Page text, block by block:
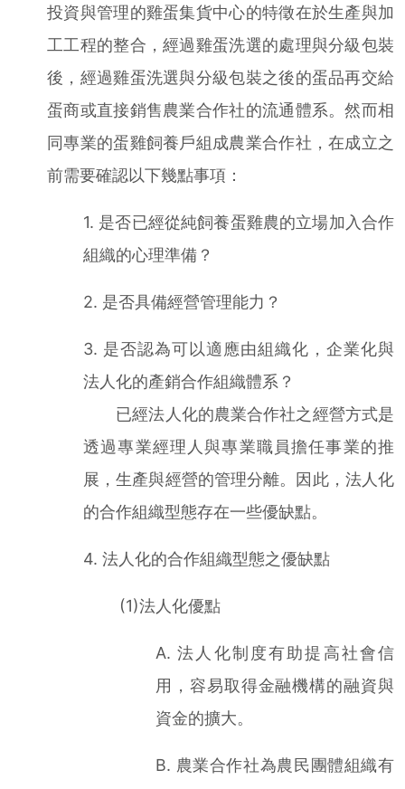
投資與管理的雞蛋集貨中心的特徵在於生產與加
工工程的整合，經過雞蛋洗選的處理與分級包裝
後，經過雞蛋洗選與分級包裝之後的蛋品再交給
蛋商或直接銷售農業合作社的流通體系。然而相
同專業的蛋雞飼養戶組成農業合作社，在成立之
前需要確認以下幾點事項：
1. 是否已經從純飼養蛋雞農的立場加入合作
組織的心理準備？
2. 是否具備經營管理能力？
3. 是否認為可以適應由組織化，企業化與
法人化的產銷合作組織體系？
已經法人化的農業合作社之經營方式是
透過專業經理人與專業職員擔任事業的推
展，生產與經營的管理分離。因此，法人化
的合作組織型態存在一些優缺點。
4. 法人化的合作組織型態之優缺點
(1)法人化優點
A. 法人化制度有助提高社會信
用，容易取得金融機構的融資與
資金的擴大。
B. 農業合作社為農民團體組織有